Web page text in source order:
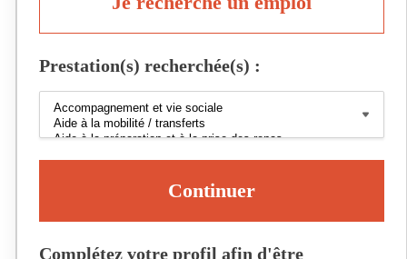
Prestation(s) recherchée(s) :
Continuer
Complétez votre profil afin d'être